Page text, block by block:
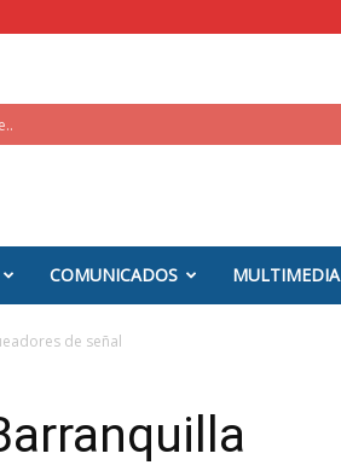
COMUNICADOS MULTIMEDIA
de señal